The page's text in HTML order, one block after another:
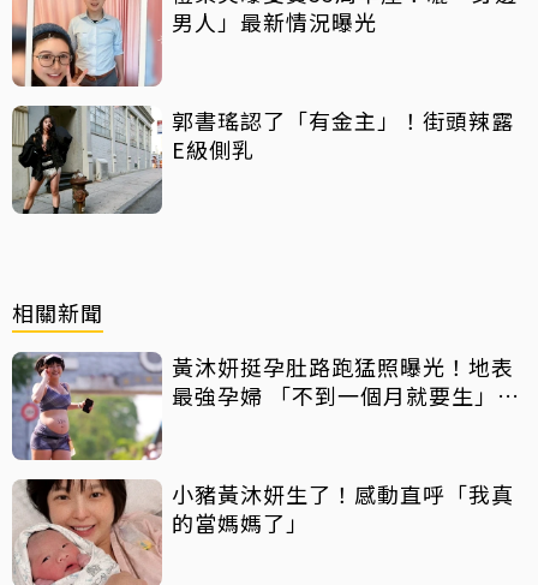
男人」最新情況曝光
郭書瑤認了「有金主」！街頭辣露
E級側乳
相關新聞
黃沐妍挺孕肚路跑猛照曝光！地表
最強孕婦 「不到一個月就要生」曝
小豬黃沐妍生了！感動直呼「我真
的當媽媽了」